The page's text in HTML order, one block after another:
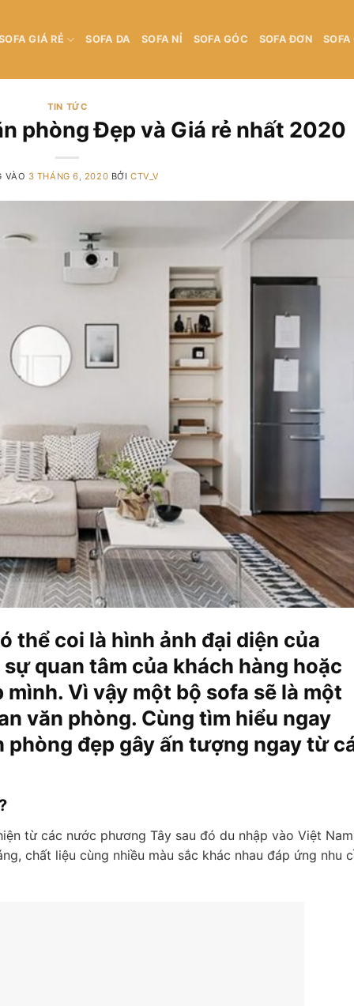
GIÁ RẺ SOFA DA SOFA NỈ SOFA GÓC SOFA ĐƠN SOFA
TIN TỨC
phòng Đẹp và Giá rẻ nhất 2020
VÀO 3 THÁNG 6, 2020 BỞI CTV_V
thể coi là hình ảnh đại diện của
quan tâm của khách hàng hoặc
Vì vậy một bộ sofa sẽ là một
văn phòng. Cùng tìm hiểu ngay
phòng đẹp gây ấn tượng ngay từ
từ các nước phương Tây sau đó du nhập vào Việt
chất liệu cùng nhiều màu sắc khác nhau đáp ứng nhu